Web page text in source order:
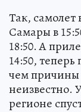
Так, самолет
Самары в
18:50. А
14:50,
чем причины
неизвестно.
регионе